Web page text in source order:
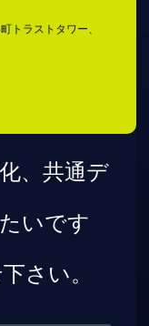
トラストタワー、
、共通デ
いです
さい。